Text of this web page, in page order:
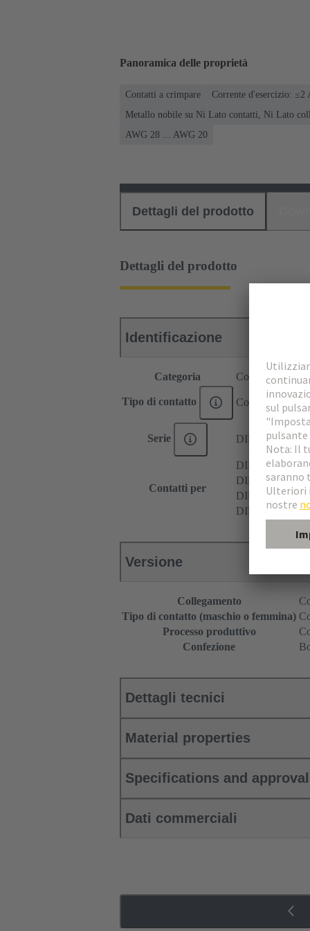
Panoramica delle proprietà
Contatti a crimpare Corrente d'esercizio: ≤2
Metallo nobile su Ni Lato contatti, Ni Lato
AWG 28 ... AWG 20
Dettagli del prodotto
Dettagli del prodotto
Identificazione
Categoria Contatti
Tipo di contatto Contatti a
Serie DIN 41612
Contatti per
DIN 41612
DIN 41612
DIN 41612
DIN 41612
Versione
Collegamento
Tipo di contatto (maschio o femmina)
Processo produttivo
Confezione
Dettagli tecnici
Material properties
Specifications and
Dati commerciali